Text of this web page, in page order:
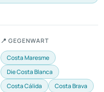
📍 GEGENWART
Costa Maresme
Die Costa Blanca
Costa Cálida
Costa Brava